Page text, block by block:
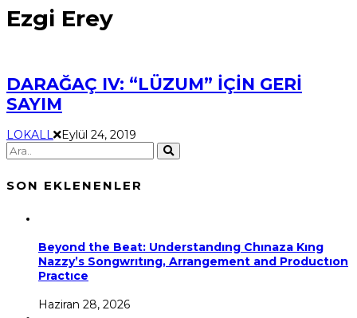
Ezgi Erey
DARAĞAÇ IV: “LÜZUM” İÇİN GERİ
SAYIM
LOKALL Eylül 24, 2019
SON EKLENENLER
Beyond the Beat: Understandıng Chınaza Kıng
Nazzy’s Songwrıtıng, Arrangement and Productıon
Practıce
Haziran 28, 2026